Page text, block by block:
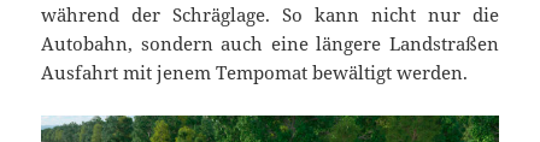
während der Schräglage. So kann nicht nur die
Autobahn, sondern auch eine längere Landstraßen
Ausfahrt mit jenem Tempomat bewältigt werden.